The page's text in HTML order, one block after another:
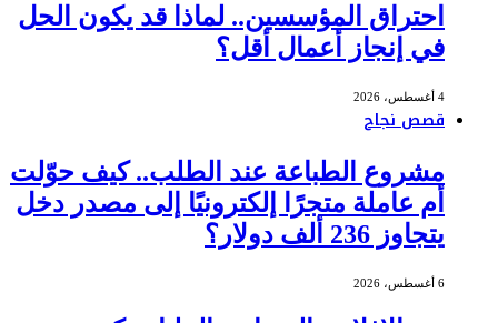
احتراق المؤسسين.. لماذا قد يكون الحل
في إنجاز أعمال أقل؟
4 أغسطس، 2026
قصص نجاح
مشروع الطباعة عند الطلب.. كيف حوّلت
أم عاملة متجرًا إلكترونيًا إلى مصدر دخل
يتجاوز 236 ألف دولار؟
6 أغسطس، 2026